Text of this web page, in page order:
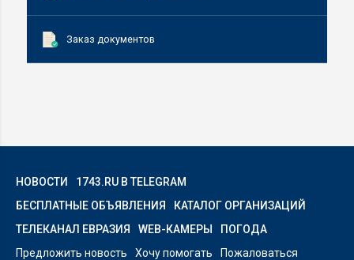
Заказ документов
НОВОСТИ
1743.RU В TELEGRAM
БЕСПЛАТНЫЕ ОБЪЯВЛЕНИЯ
КАТАЛОГ ОРГАНИЗАЦИЙ
ТЕЛЕКАНАЛ ЕВРАЗИЯ
WEB-КАМЕРЫ
ПОГОДА
Предложить новость
Хочу помогать
Пожаловаться